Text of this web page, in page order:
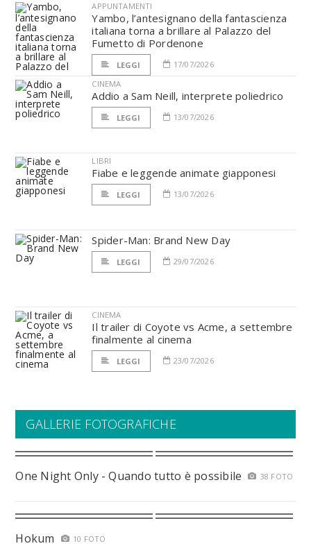
APPUNTAMENTI
Yambo, l’antesignano della fantascienza
italiana torna a brillare al Palazzo del
Fumetto di Pordenone
LEGGI
17/07/2026
CINEMA
Addio a Sam Neill, interprete poliedrico
LEGGI 13/07/2026
LIBRI
Fiabe e leggende animate giapponesi
LEGGI 13/07/2026
Spider-Man: Brand New Day
LEGGI 29/07/2026
CINEMA
Il trailer di Coyote vs Acme, a settembre
finalmente al cinema
LEGGI 23/07/2026
GALLERIE FOTOGRAFICHE
One Night Only - Quando tutto è possibile 38 FOTO
Hokum 10 FOTO